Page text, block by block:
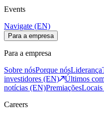
Events
Navigate (EN)
Para a empresa
Para a empresa
Sobre nósPorque nósLiderança
investidores (EN)
Últimos
notícias (EN)PremiaçõesLocais
Careers